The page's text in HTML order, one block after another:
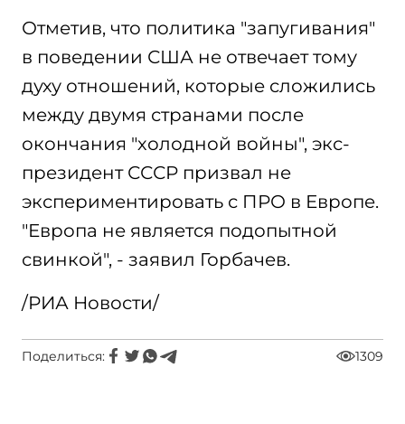
Отметив, что политика "запугивания"
в поведении США не отвечает тому
духу отношений, которые сложились
между двумя странами после
окончания "холодной войны", экс-
президент СССР призвал не
экспериментировать с ПРО в Европе.
"Европа не является подопытной
свинкой", - заявил Горбачев.
/РИА Новости/
Поделиться: 1309